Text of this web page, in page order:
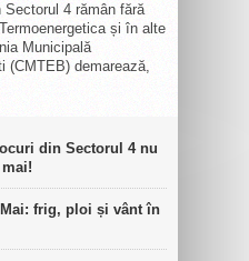
Sectorul 4 rămân fără
și în alte
Municipală
(CMTEB) demarează,
din Sectorul 4 nu
Mai: frig, ploi și vânt în